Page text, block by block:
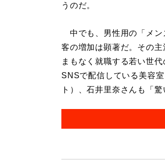
うのだ。
中でも、男性用の「メン
客の増加は顕著だ。その
まもなく就職する若い世
SNSで配信している美容
ト）、石井里奈さんも「